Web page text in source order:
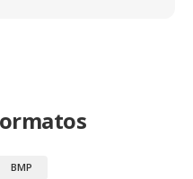
BMP